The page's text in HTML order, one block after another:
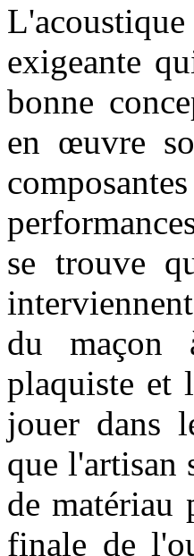
exigeante
bonne
en œuvre
se trouve
du maçon
plaquiste et
jouer dans
que l'artisan
de matériau
finale de